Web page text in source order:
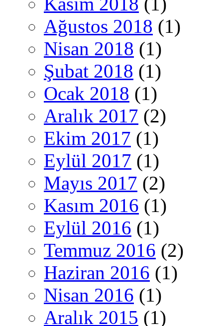
Ağustos 2018 (1)
Nisan 2018 (1)
Şubat 2018 (1)
Ocak 2018 (1)
Aralık 2017 (2)
Ekim 2017 (1)
Eylül 2017 (1)
Mayıs 2017 (2)
Kasım 2016 (1)
Eylül 2016 (1)
Temmuz 2016 (2)
Haziran 2016 (1)
Nisan 2016 (1)
Aralık 2015 (1)